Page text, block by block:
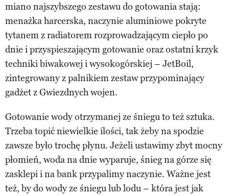
miano najszybszego zestawu do gotowania stają:
menażka harcerska, naczynie aluminiowe pokryte
tytanem z radiatorem rozprowadzającym ciepło po
dnie i przyspieszającym gotowanie oraz ostatni krzyk
techniki biwakowej i wysokogórskiej – JetBoil,
zintegrowany z palnikiem zestaw przypominający
gadżet z Gwiezdnych wojen.
Gotowanie wody otrzymanej ze śniegu to też sztuka.
Trzeba topić niewielkie ilości, tak żeby na spodzie
zawsze było trochę płynu. Jeżeli ustawimy zbyt mocny
płomień, woda na dnie wyparuje, śnieg na górze się
zasklepi i na bank przypalimy naczynie. Ważne jest
też, by do wody ze śniegu lub lodu – która jest jak